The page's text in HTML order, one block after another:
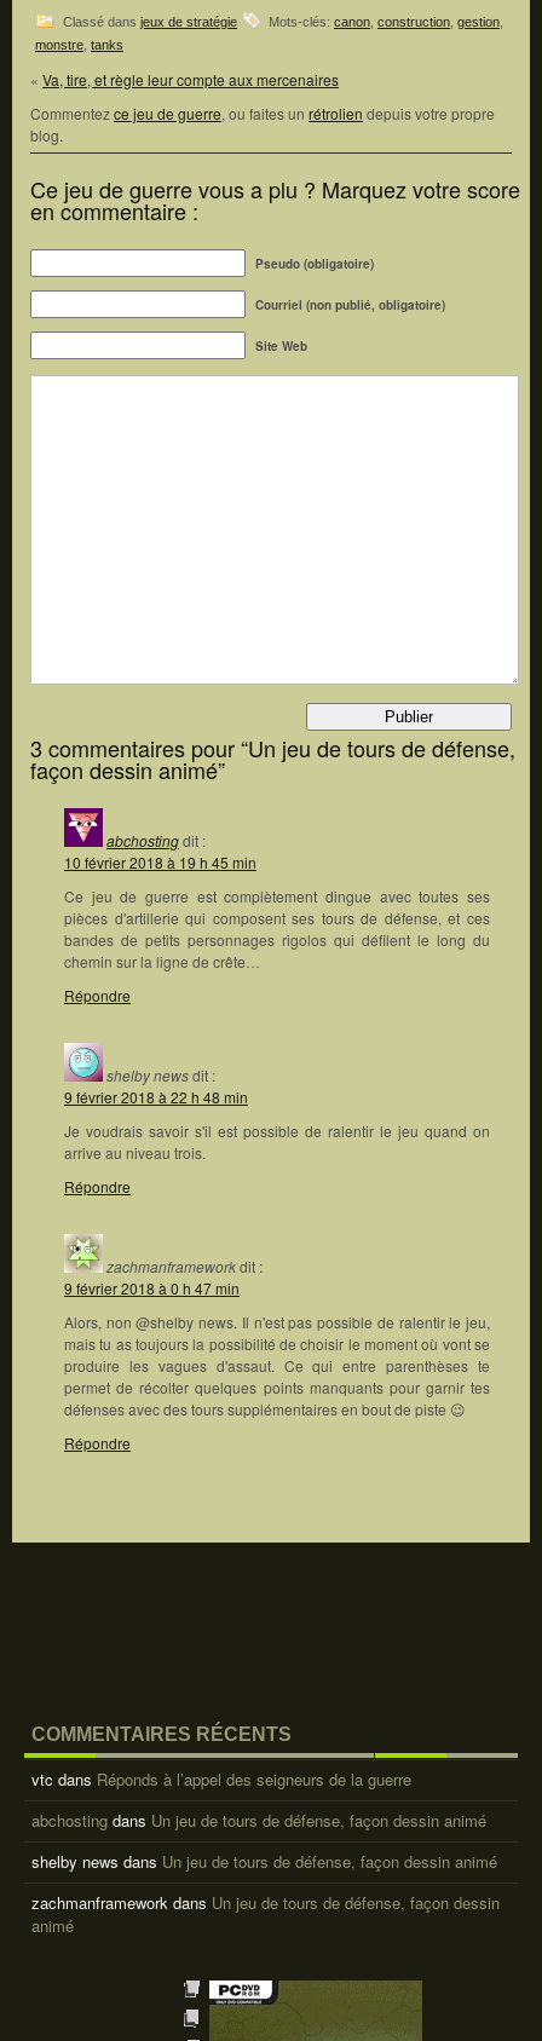
Classé dans jeux de stratégie Mots-clés: canon construction gestion
monstre tanks
« Va, tire, et règle leur compte aux mercenaires
Commentezce jeu de guerre, ou faites un rétrolien depuis votre propre
blog.
Ce jeu de guerre vous a plu ? Marquez votre score
en commentaire :
Pseudo (obligatoire)
Courriel (non publié, obligatoire)
Site Web
3 commentaires pour “Un jeu de tours de défense,
façon dessin animé”
abchostingdit :
10 février 2018 à 19 h 45 min
Ce jeu de guerre est complètement dingue avec toutes ses
pièces d'artillerie qui composent ses tours de défense, et ces
bandes de petits personnages rigolos qui défilent le long du
chemin sur la ligne de crête…
Répondre
shelby newsdit :
9 février 2018 à 22 h 48 min
Je voudrais savoir s'il est possible de ralentir le jeu quand on
arrive au niveau trois.
Répondre
zachmanframeworkdit :
9 février 2018 à 0 h 47 min
Alors, non @shelby news. Il n'est pas possible de ralentir le jeu,
mais tu as toujours la possibilité de choisir le moment où vont se
produire les vagues d'assaut. Ce qui entre parenthèses te
permet de récolter quelques points manquants pour garnir tes
défenses avec des tours supplémentaires en bout de piste 😉
Répondre
COMMENTAIRES RÉCENTS
vtc dans Réponds à l’appel des seigneurs de la guerre
abchosting dans Un jeu de tours de défense, façon dessin animé
shelby news dans Un jeu de tours de défense, façon dessin animé
zachmanframework dans Un jeu de tours de défense, façon dessin
animé